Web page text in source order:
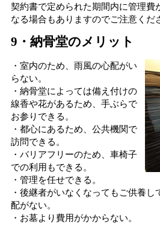
契約書で定められた期間内に管理
なる場合もありますのでご注意くだ
9・納骨堂のメリット
・室内のため、雨風の心配がい
らない。
・納骨堂によっては備え付けの
線香や花があるため、手ぶらで
お参りできる。
・都心にあるため、公共機関で
訪問できる。
・バリアフリーのため、車椅子
での利用もできる。
・管理を任せできる。
・後継者がいなくなってもご供養
配がない。
・お墓より費用がかからない。